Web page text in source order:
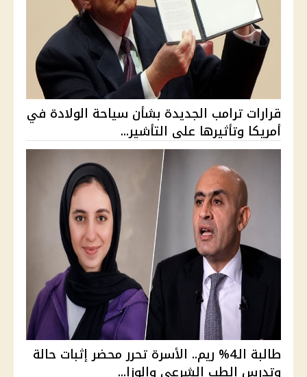
قرارات ترامب الجديدة بشأن سياحة الولادة في
أمريكا وتأثيرها على التأشير...
طالبة الـ4% ريم.. الأسرة تحرر محضر إثبات حالة
وتدرس الطب الشرعي والوزا...